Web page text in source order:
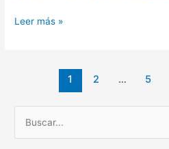
Leer más »
1 2 … 5